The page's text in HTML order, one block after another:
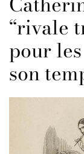
“rivale
pour
son